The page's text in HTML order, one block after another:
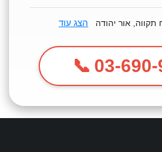
תקווה, אור יהודה הצג עוד
03-